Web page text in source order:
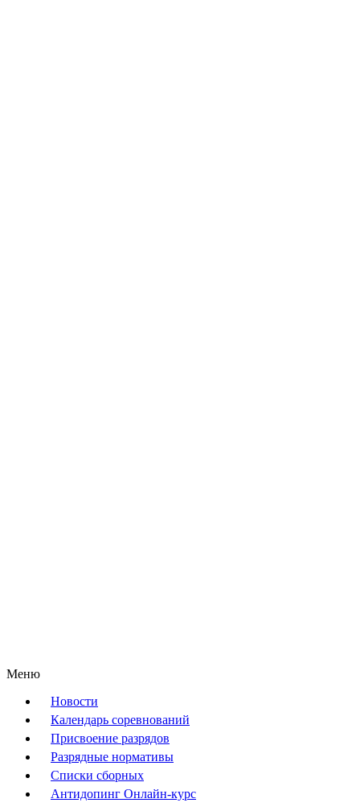
Меню
Новости
Календарь соревнований
Присвоение разрядов
Разрядные нормативы
Списки сборных
Антидопинг Онлайн-курс